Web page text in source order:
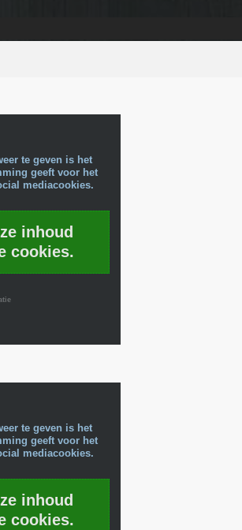
te geven is het
geeft voor het
mediacookies.
inhoud
cookies.
te geven is het
geeft voor het
mediacookies.
inhoud
cookies.